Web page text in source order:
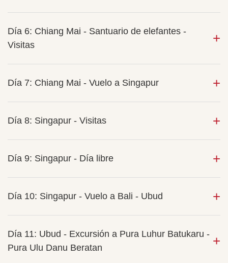
Día 6: Chiang Mai - Santuario de elefantes -
Visitas
Día 7: Chiang Mai - Vuelo a Singapur
Día 8: Singapur - Visitas
Día 9: Singapur - Día libre
Día 10: Singapur - Vuelo a Bali - Ubud
Día 11: Ubud - Excursión a Pura Luhur Batukaru -
Pura Ulu Danu Beratan